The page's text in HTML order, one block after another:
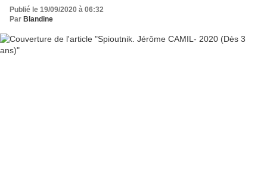
Publié le 19/09/2020 à 06:32
Par Blandine